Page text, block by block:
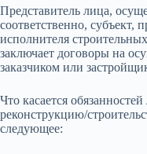
Представитель лица,
соответственно, субъект,
исполнителя
заключает договоры на
заказчиком или
Что касается
реконструкцию/
следующее: